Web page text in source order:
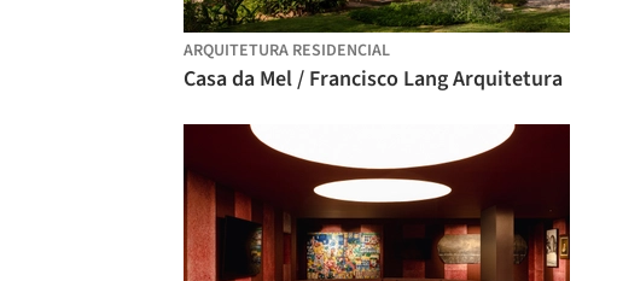
ARQUITETURA RESIDENCIAL
Casa da Mel / Francisco Lang Arquitetura